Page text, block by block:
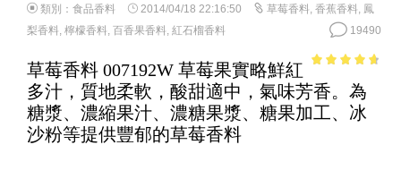
類別： 食品香料 2014/04/18 22:16:50 草莓香料, 香蕉香料, 鳳
梨香料, 檸檬香料, 百香果香料, 紅石榴香料 19490
5
草莓香料 007192W 草莓果實略鮮紅
多汁，質地柔軟，酸甜適中，氣味芳香。為
糖漿、濃縮果汁、濃糖果漿、糖果加工、冰
沙粉等提供豐郁的草莓香料